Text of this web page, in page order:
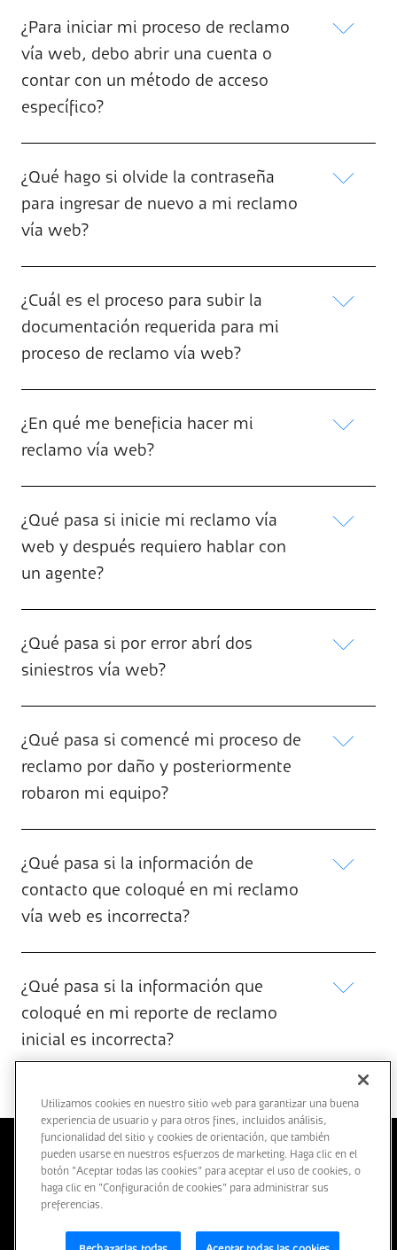
¿Para iniciar mi proceso de reclamo
vía web, debo abrir una cuenta o
contar con un método de acceso
específico?
¿Qué hago si olvide la contraseña
para ingresar de nuevo a mi reclamo
vía web?
¿Cuál es el proceso para subir la
documentación requerida para mi
proceso de reclamo vía web?
¿En qué me beneficia hacer mi
reclamo vía web?
¿Qué pasa si inicie mi reclamo vía
web y después requiero hablar con
un agente?
¿Qué pasa si por error abrí dos
siniestros vía web?
¿Qué pasa si comencé mi proceso de
reclamo por daño y posteriormente
robaron mi equipo?
¿Qué pasa si la información de
contacto que coloqué en mi reclamo
vía web es incorrecta?
¿Qué pasa si la información que
coloqué en mi reporte de reclamo
inicial es incorrecta?
TÉRMINOS Y CONDICIONES PARA EL USO DE MEDIOS
ELECTRÓNICOS
TÉRMINOS Y CONDICIONES DE LA WEBAVISO DE PRIVACIDAD
Utilizamos cookies en nuestro sitio web para garantizar una buena
experiencia de usuario y para otros fines, incluidos análisis,
funcionalidad del sitio y cookies de orientación, que también
pueden usarse en nuestros esfuerzos de marketing. Haga clic en el
botón "Aceptar todas las cookies" para aceptar el uso de cookies, o
haga clic en "Configuración de cookies" para administrar sus
preferencias.